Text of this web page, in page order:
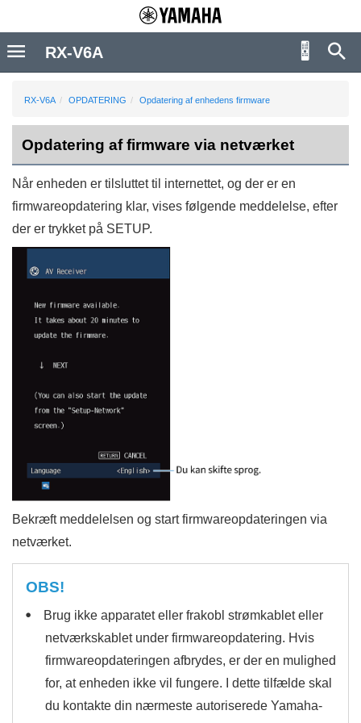
RX-V6A OPDATERING Opdatering af enhedens firmware
Opdatering af firmware via netværket
Når enheden er tilsluttet til internettet, og der er en
firmwareopdatering klar, vises følgende meddelelse, efter
der er trykket på SETUP.
Bekræft meddelelsen og start firmwareopdateringen via
netværket.
OBS!
Brug ikke apparatet eller frakobl strømkablet eller
netværkskablet under firmwareopdatering. Hvis
firmwareopdateringen afbrydes, er der en mulighed
for, at enheden ikke vil fungere. I dette tilfælde skal
du kontakte din nærmeste autoriserede Yamaha-
RX-V6A